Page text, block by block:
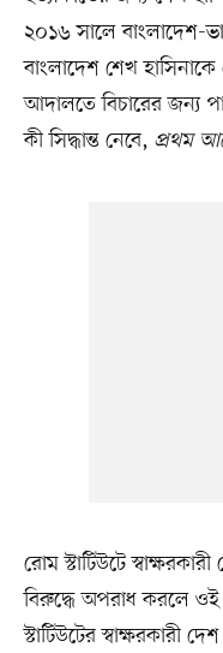
২০১৬ সালে বাংলাদেশ-
বাংলাদেশ শেখ
আদালতে বিচারের জন্য
কী সিদ্ধান্ত নেবে, প্রথম
রোম স্টাটিউটে
বিরুদ্ধে অপরাধ করলে ওই
স্টাটিউটের স্বাক্ষরকারী